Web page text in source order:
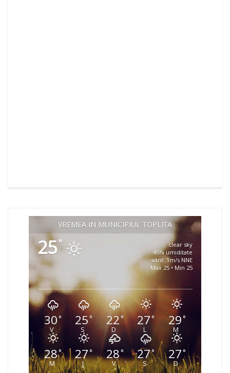
VREMEA ÎN MUNICIPIUL TOPLIȚA
25°
clear sky
45% umiditate
vânt: 1m/s NNE
Max 25 • Min 25
30°
V
25°
S
22°
D
27°
L
29°
M
28°
M
27°
J
28°
V
27°
S
27°
D